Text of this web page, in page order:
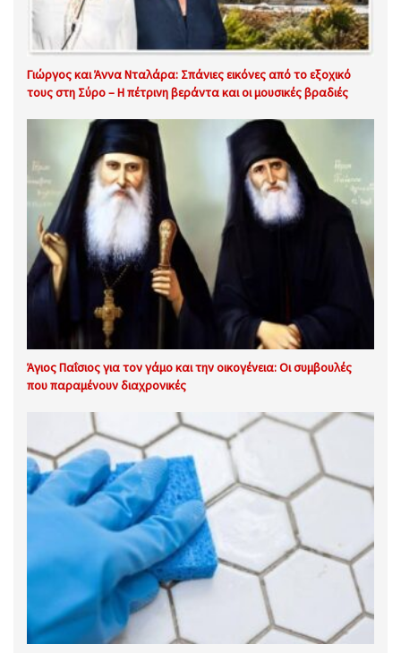
Γιώργος και Άννα Νταλάρα: Σπάνιες εικόνες από το εξοχικό
τους στη Σύρο – Η πέτρινη βεράντα και οι μουσικές βραδιές
Άγιος Παΐσιος για τον γάμο και την οικογένεια: Οι συμβουλές
που παραμένουν διαχρονικές